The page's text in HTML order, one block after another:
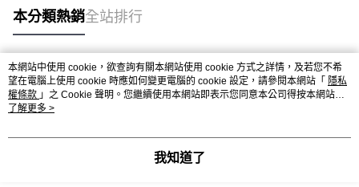
本分類熱銷全站排行
熱門標籤
本網站中使用 cookie，欲查詢有關本網站使用 cookie 方式之詳情，及若您不希
望在電腦上使用 cookie 時應如何變更電腦的 cookie 設定，請參閱本網站「 隱私
權條款 」之 Cookie 聲明。您繼續使用本網站即表示您同意本公司得按本網站使
用條款之 Cookie 聲明使用 cookie。
了解更多 >
我知道了